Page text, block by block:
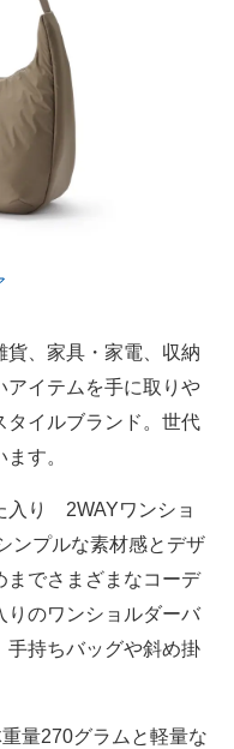
、家具・家電、収納
アイテムを手に取りや
タイルブランド。世代
す。
入り 2WAYワンショ
ンプルな素材感とデザ
までさまざまなコーデ
りのワンショルダーバ
手持ちバッグや斜め掛
量270グラムと軽量な